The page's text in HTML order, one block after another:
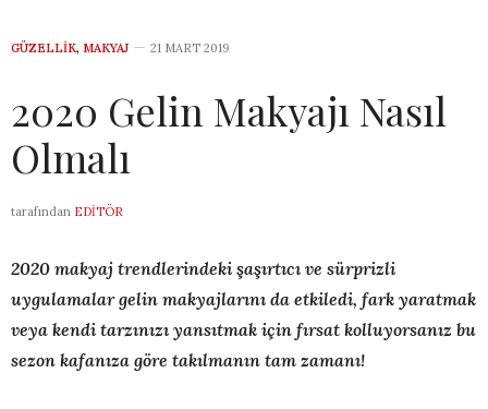
GÜZELLIK, MAKYAJ 21 MART 2019
2020 Gelin Makyajı Nasıl
Olmalı
tarafından EDITÖR
2020 makyaj trendlerindeki şaşırtıcı ve sürprizli
uygulamalar gelin makyajlarını da etkiledi, fark yaratmak
veya kendi tarzınızı yansıtmak için fırsat kolluyorsanız bu
sezon kafanıza göre takılmanın tam zamanı!